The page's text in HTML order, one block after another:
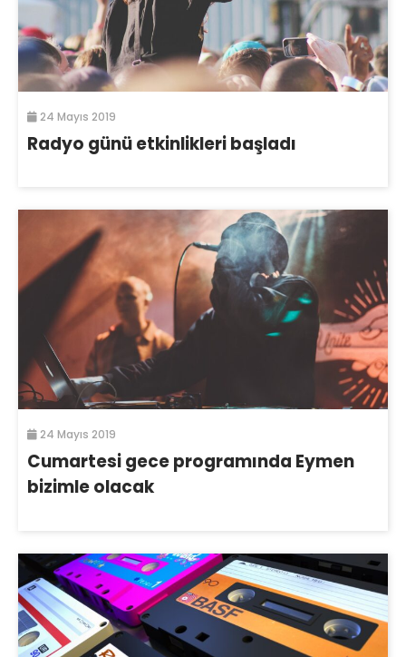
24 Mayıs 2019
Radyo günü etkinlikleri başladı
24 Mayıs 2019
Cumartesi gece programında Eymen
bizimle olacak